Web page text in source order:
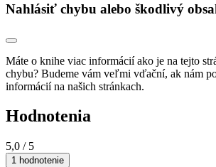
Nahlásiť chybu alebo škodlivý
Máte o knihe viac informácií ako je na tejto
chybu? Budeme vám veľmi vďační, ak nám
informácií na našich stránkach.
Hodnotenia
5,0 / 5
1 hodnotenie